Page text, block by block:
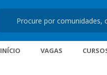
INÍCIO VAGAS